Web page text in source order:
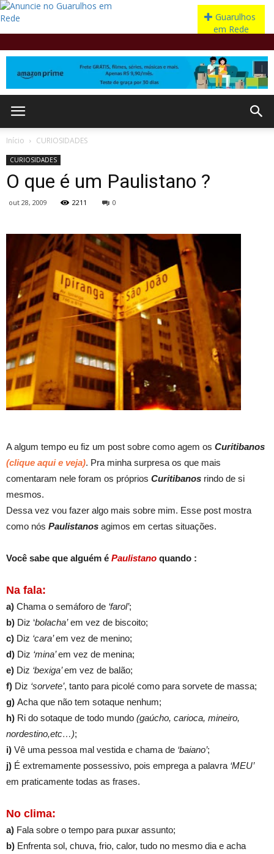
Início CURIOSIDADES
CURIOSIDADES
O que é um Paulistano ?
out 28, 2009 2211 0
A algum tempo eu fiz um post sobre como agem os Curitibanos
(clique aqui e veja). Pra minha surpresa os que mais
comentaram nele foram os próprios Curitibanos rindo de si
mesmos.
Dessa vez vou fazer algo mais sobre mim. Esse post mostra
como nós Paulistanos agimos em certas situações.
Você sabe que alguém é Paulistano quando :
Na fala:
a) Chama o semáforo de ‘farol’;
b) Diz ‘bolacha’em vez de biscoito;
c) Diz ‘cara’em vez de menino;
d) Diz ‘mina’em vez de menina;
e) Diz ‘bexiga’em vez de balão;
f) Diz ‘sorvete’, tanto para picolé como para sorvete de massa;
g) Acha que não tem sotaque nenhum;
h) Ri do sotaque de todo mundo (gaúcho, carioca, mineiro,
nordestino,etc…);
i) Vê uma pessoa mal vestida e chama de ‘baiano’;
j) É extremamente possessivo, pois emprega a palavra ‘MEU’
em praticamente todas as frases.
No clima:
a) Fala sobre o tempo para puxar assunto;
b) Enfrenta sol, chuva, frio, calor, tudo no mesmo dia e acha